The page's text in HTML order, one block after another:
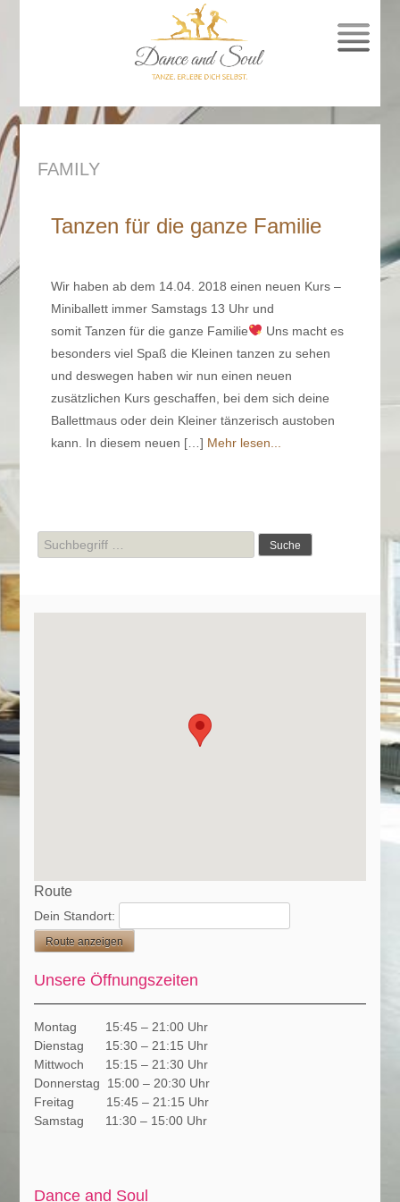
SPRUNG
FAMILY
Tanzen für die ganze Familie
Wir haben ab dem 14.04. 2018 einen neuen Kurs –
Miniballett immer Samstags 13 Uhr und
somit Tanzen für die ganze Familie
Uns macht es
besonders viel Spaß die Kleinen tanzen zu sehen
und deswegen haben wir nun einen neuen
zusätzlichen Kurs geschaffen, bei dem sich deine
Ballettmaus oder dein Kleiner tänzerisch austoben
kann. In diesem neuen […] Mehr lesen...
Suche
nach:
Route
Dein Standort:
Unsere Öffnungszeiten
Montag 15:45 – 21:00 Uhr
Dienstag 15:30 – 21:15 Uhr
Mittwoch 15:15 – 21:30 Uhr
Donnerstag 15:00 – 20:30 Uhr
Freitag 15:45 – 21:15 Uhr
Samstag 11:30 – 15:00 Uhr
Dance and Soul